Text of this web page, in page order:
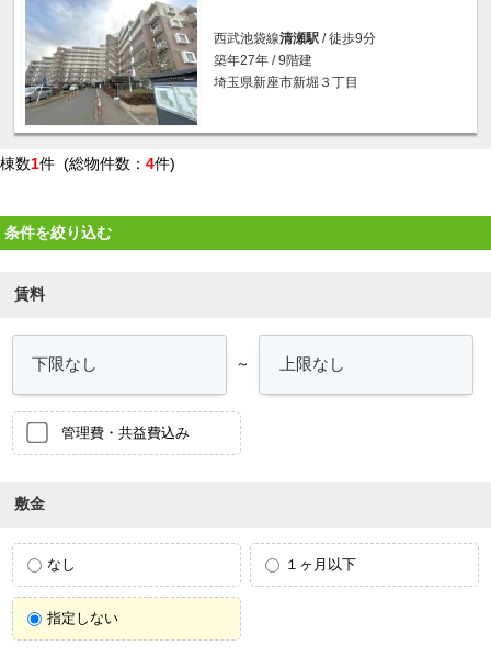
西武池袋線清瀬駅 / 徒歩9分
築年27年 / 9階建
埼玉県新座市新堀３丁目
棟数1件 (総物件数： 4件)
条件を絞り込む
賃料
～
管理費・共益費込み
敷金
なし １ヶ月以下
指定しない